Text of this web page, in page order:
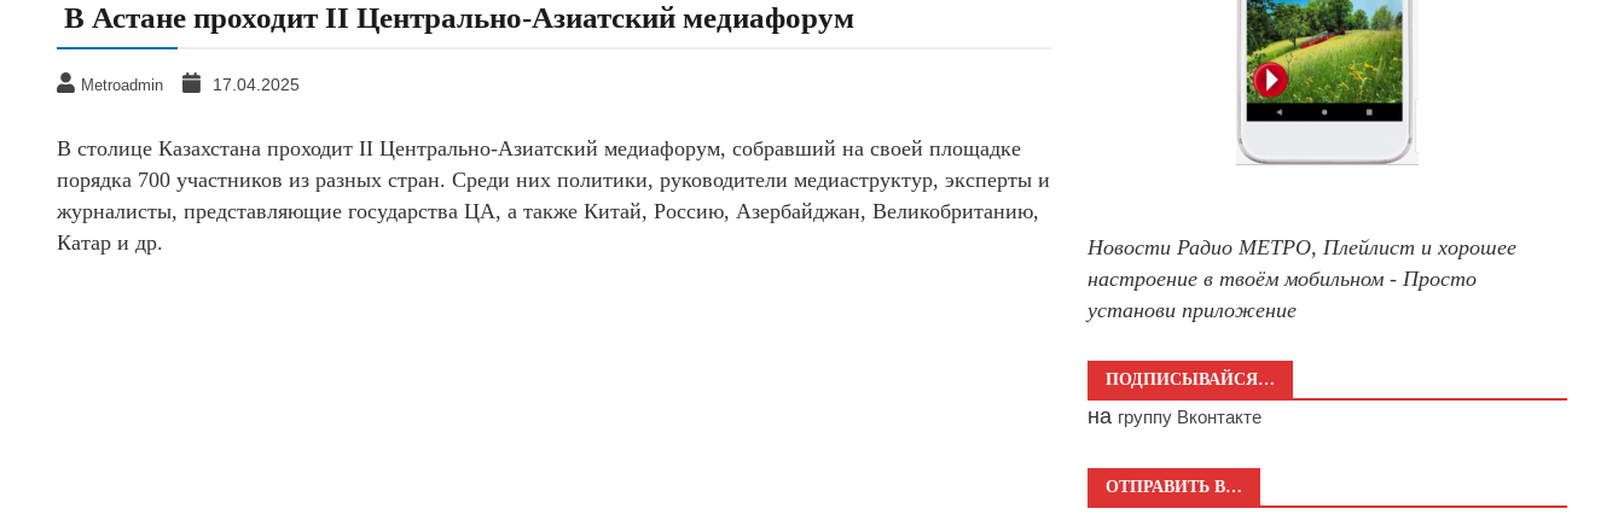
В Астане проходит II Центрально-Азиатский медиафорум
Metroadmin 17.04.2025
В столице Казахстана проходит II Центрально-Азиатский медиафорум, собравший на своей площадке
порядка 700 участников из разных стран. Среди них политики, руководители медиаструктур, эксперты и
журналисты, представляющие государства ЦА, а также Китай, Россию, Азербайджан, Великобританию,
Катар и др.
Новости Радио МЕТРО, Плейлист и хорошее
настроение в твоём мобильном - Просто
установи приложение
ПОДПИСЫВАЙСЯ…
на группу Вконтакте
ОТПРАВИТЬ В…